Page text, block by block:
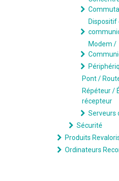
Dispositif
Modem /
Pont /
Répéteur /
récepteur
Serveurs
Sécurité
Produits
Ordinateurs